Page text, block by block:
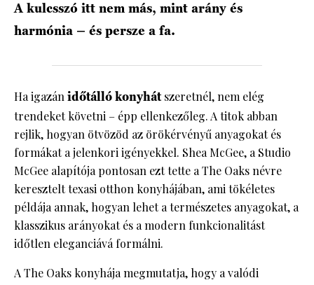
A kulcsszó itt nem más, mint arány és
harmónia – és persze a fa.
Ha igazánidőtálló konyhátszeretnél, nem elég
trendeket követni – épp ellenkezőleg. A titok abban
rejlik, hogyan ötvözöd az örökérvényű anyagokat és
formákat a jelenkori igényekkel. Shea McGee, a Studio
McGee alapítója pontosan ezt tette a The Oaks névre
keresztelt texasi otthon konyhájában, ami tökéletes
példája annak, hogyan lehet a természetes anyagokat, a
klasszikus arányokat és a modern funkcionalitást
időtlen eleganciává formálni.
A The Oaks konyhája megmutatja, hogy a valódi